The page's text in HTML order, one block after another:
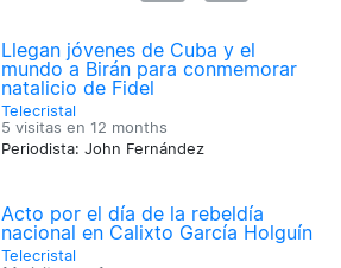
Llegan jóvenes de Cuba y el
mundo a Birán para conmemorar
natalicio de Fidel
Telecristal
5 visitas en 12 months
Periodista: John Fernández
Acto por el día de la rebeldía
nacional en Calixto García Holguín
Telecristal